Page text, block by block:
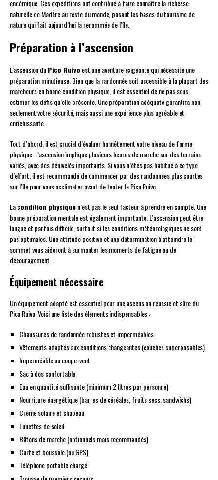
endémique. Ces expéditions ont contribué à faire connaître la richesse
naturelle de Madère au reste du monde, posant les bases du tourisme de
nature qui fait aujourd’hui la renommée de l’île.
Préparation à l’ascension
L’ascension duPico Ruivo est une aventure exigeante qui nécessite une
préparation minutieuse. Bien que la randonnée soit accessible à la plupart des
marcheurs en bonne condition physique, il est essentiel de ne pas sous-
estimer les défis qu’elle présente. Une préparation adéquate garantira non
seulement votre sécurité, mais aussi une expérience plus agréable et
enrichissante.
Tout d’abord, il est crucial d’évaluer honnêtement votre niveau de forme
physique. L’ascension implique plusieurs heures de marche sur des terrains
variés, avec des dénivelés importants. Si vous n’êtes pas habitué à ce type
d’effort, il est recommandé de commencer par des randonnées plus courtes
sur l’île pour vous acclimater avant de tenter le Pico Ruivo.
Lacondition physiquen’est pas le seul facteur à prendre en compte. Une
bonne préparation mentale est également importante. L’ascension peut être
longue et parfois difficile, surtout si les conditions météorologiques ne sont
pas optimales. Une attitude positive et une détermination à atteindre le
sommet vous aideront à surmonter les moments de fatigue ou de
découragement.
Équipement nécessaire
Un équipement adapté est essentiel pour une ascension réussie et sûre du
Pico Ruivo. Voici une liste des éléments indispensables :
Chaussures de randonnée robustes et imperméables
Vêtements adaptés aux conditions changeantes (couches superposables)
Imperméable ou coupe-vent
Sac à dos confortable
Eau en quantité suffisante (minimum 2 litres par personne)
Nourriture énergétique (barres de céréales, fruits secs, sandwichs)
Crème solaire et chapeau
Lunettes de soleil
Bâtons de marche (optionnels mais recommandés)
Carte et boussole (ou GPS)
Téléphone portable chargé